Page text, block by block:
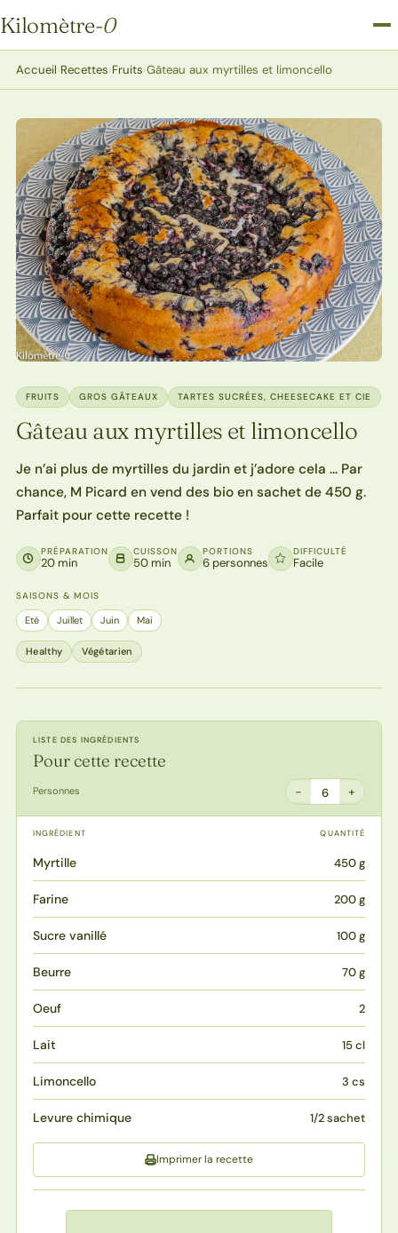
Kilomètre-0
Kilomètre-0
Accueil›Recettes›Fruits›Gâteau aux myrtilles et limoncello
FRUITS GROS GÂTEAUX TARTES SUCRÉES, CHEESECAKE ET CIE
Gâteau aux myrtilles et limoncello
Je n’ai plus de myrtilles du jardin et j’adore cela … Par
chance, M Picard en vend des bio en sachet de 450 g.
Parfait pour cette recette !
PRÉPARATION
20 min
CUISSON
50 min
PORTIONS
6 personnes
DIFFICULTÉ
Facile
SAISONS & MOIS
Eté Juillet Juin Mai
Healthy Végétarien
LISTE DES INGRÉDIENTS
Pour cette recette
Personnes − 6 +
INGRÉDIENT QUANTITÉ
Myrtille 450 g
Farine 200 g
Sucre vanillé 100 g
Beurre 70 g
Oeuf 2
Lait 15 cl
Limoncello 3 cs
Levure chimique 1/2 sachet
Imprimer la recette